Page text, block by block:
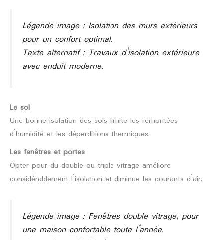
Légende image : Isolation des murs extérieurs
pour un confort optimal.
Texte alternatif : Travaux d’isolation extérieure
avec enduit moderne.
Le sol
Une bonne isolation des sols limite les remontées
d’humidité et les déperditions thermiques.
Les fenêtres et portes
Opter pour du double ou triple vitrage améliore
considérablement l’isolation et diminue les courants d’air.
Légende image : Fenêtres double vitrage, pour
une maison confortable toute l’année.